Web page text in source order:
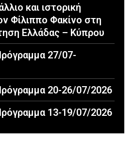
και ιστορική
Φίλιππο Φακίνο στη
Ελλάδας – Κύπρου
27/07-
20-26/07/2026
13-19/07/2026